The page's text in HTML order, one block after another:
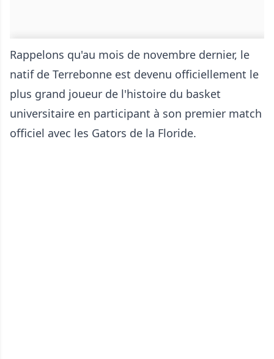
Rappelons qu'au mois de novembre dernier, le
natif de Terrebonne est devenu officiellement le
plus grand joueur de l'histoire du basket
universitaire en participant à son premier match
officiel avec les Gators de la Floride.